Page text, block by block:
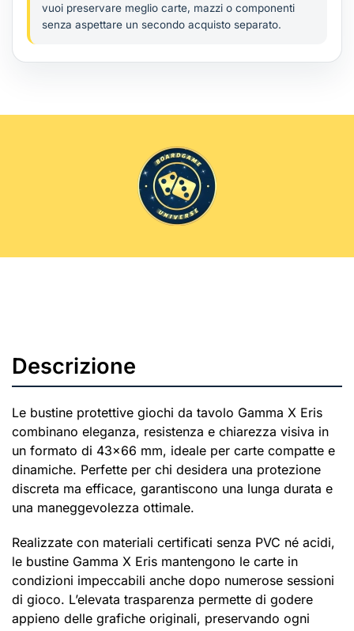
vuoi preservare meglio carte, mazzi o componenti
senza aspettare un secondo acquisto separato.
Descrizione
Le bustine protettive giochi da tavolo Gamma X Eris
combinano eleganza, resistenza e chiarezza visiva in
un formato di 43×66 mm, ideale per carte compatte e
dinamiche. Perfette per chi desidera una protezione
discreta ma efficace, garantiscono una lunga durata e
una maneggevolezza ottimale.
Realizzate con materiali certificati senza PVC né acidi,
le bustine Gamma X Eris mantengono le carte in
condizioni impeccabili anche dopo numerose sessioni
di gioco. L’elevata trasparenza permette di godere
appieno delle grafiche originali, preservando ogni